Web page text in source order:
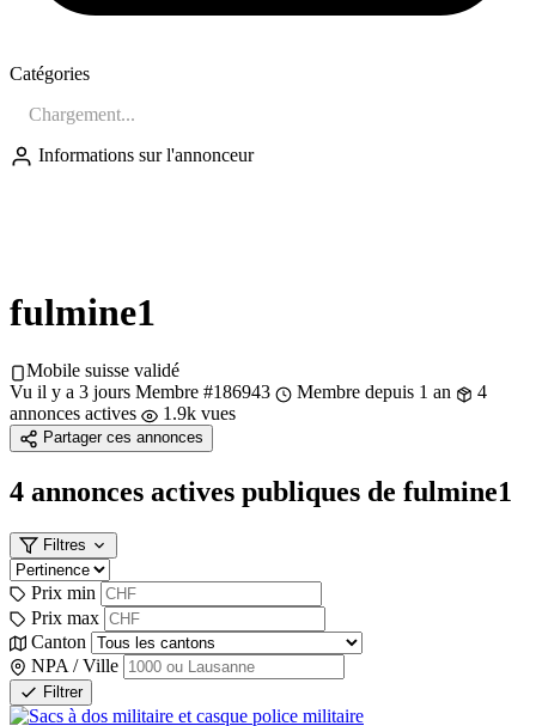
Catégories
Chargement...
Informations sur l'annonceur
fulmine1
Mobile suisse validé
Vu il y a 3 jours Membre #186943 Membre depuis 1 an
4
annonces actives
1.9k vues
Partager ces annonces
4 annonces actives publiques de fulmine1
Filtres
Prix min
Prix max
Canton
NPA / Ville
Filtrer